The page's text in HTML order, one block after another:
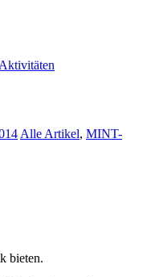
Alle Artikel, MINT-
bieten.